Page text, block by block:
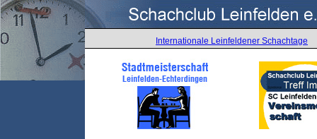
Internationale Leinfeldener Schachtage